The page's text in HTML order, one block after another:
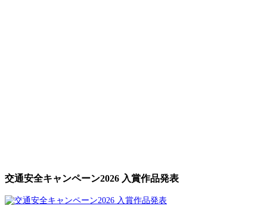
交通安全キャンペーン2026 入賞作品発表